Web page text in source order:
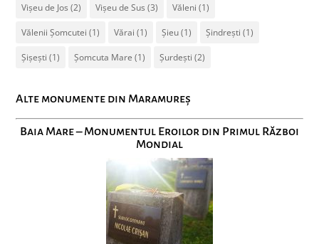
Vișeu de Jos (2) Vișeu de Sus (3) Văleni (1)
Vălenii Șomcutei (1) Vărai (1) Șieu(1) Șindrești (1)
Șișești (1) Șomcuta Mare (1) Șurdești (2)
Alte monumente din Maramureș
Baia Mare – Monumentul Eroilor din Primul Război
Mondial